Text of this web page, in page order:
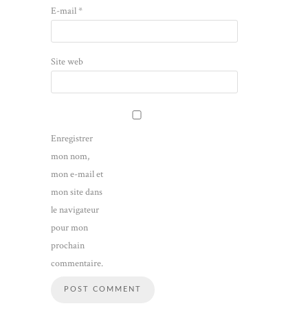
E-mail*
Site web
Enregistrer
mon nom,
mon e-mail et
mon site dans
le navigateur
pour mon
prochain
commentaire.